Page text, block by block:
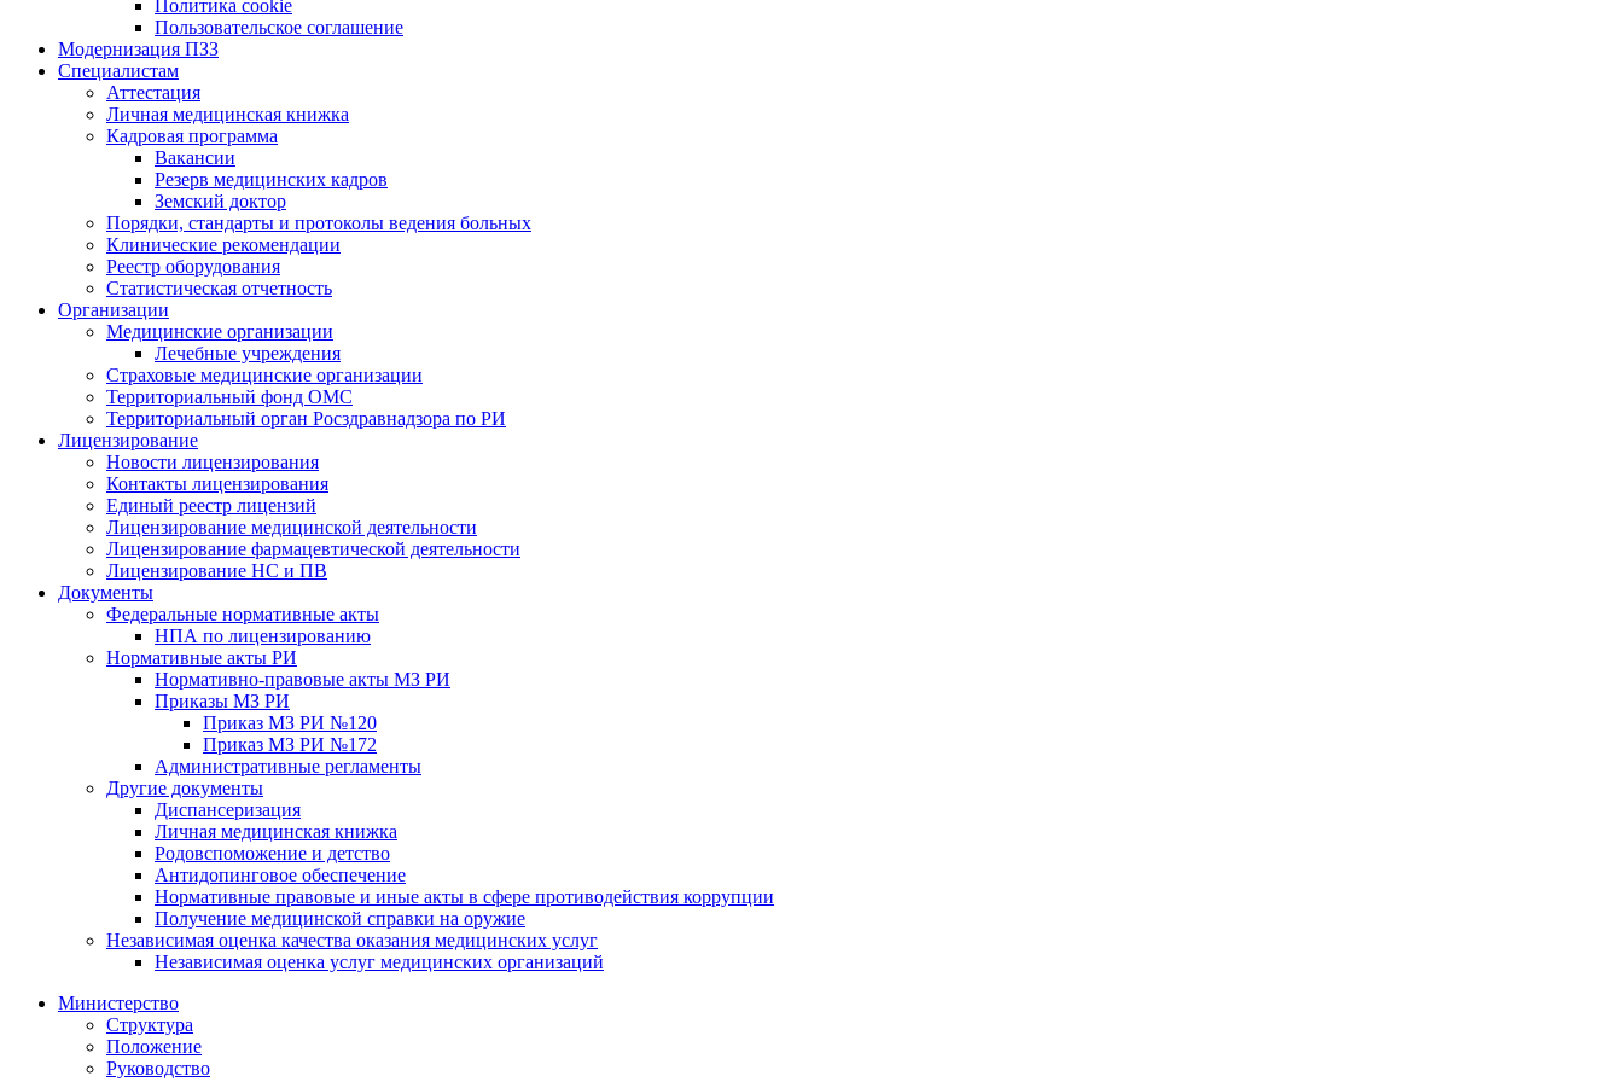
Политика cookie
Пользовательское соглашение
Модернизация ПЗЗ
Специалистам
Аттестация
Личная медицинская книжка
Кадровая программа
Вакансии
Резерв медицинских кадров
Земский доктор
Порядки, стандарты и протоколы ведения больных
Клинические рекомендации
Реестр оборудования
Статистическая отчетность
Организации
Медицинские организации
Лечебные учреждения
Страховые медицинские организации
Территориальный фонд ОМС
Территориальный орган Росздравнадзора по РИ
Лицензирование
Новости лицензирования
Контакты лицензирования
Единый реестр лицензий
Лицензирование медицинской деятельности
Лицензирование фармацевтической деятельности
Лицензирование НС и ПВ
Документы
Федеральные нормативные акты
НПА по лицензированию
Нормативные акты РИ
Нормативно-правовые акты МЗ РИ
Приказы МЗ РИ
Приказ МЗ РИ №120
Приказ МЗ РИ №172
Административные регламенты
Другие документы
Диспансеризация
Личная медицинская книжка
Родовспоможение и детство
Антидопинговое обеспечение
Нормативные правовые и иные акты в сфере противодействия коррупции
Получение медицинской справки на оружие
Независимая оценка качества оказания медицинских услуг
Независимая оценка услуг медицинскиx организаций
Министерство
Структура
Положение
Руководство